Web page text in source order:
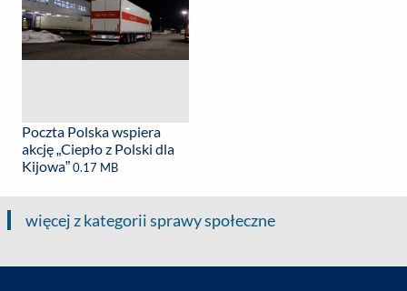
Poczta Polska wspiera
akcję „Ciepło z Polski dla
Kijowa”0.17 MB
więcej z kategorii sprawy społeczne